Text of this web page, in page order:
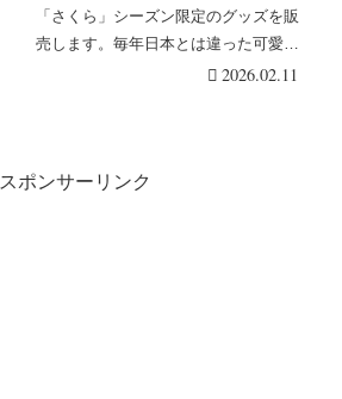
「さくら」シーズン限定のグッズを販
売します。毎年日本とは違った可愛い
デザインで大人気で・・・続きを読む
2026.02.11
スポンサーリンク